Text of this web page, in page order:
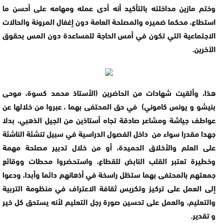
وختم مازين مداخلته بالتأكيد أنه أدى عمله ومهامه على أحسن ما
استطاع، محكما ضميره والمصلحة العامة دون إغفال المرونة والحالات
الاجتماعية التي تكون في أمس الحاجة للمساعدة دون المس بحقوق
الآخرين.
هذا، وألقيت شهادات من الحاضرين (الأستاذ محمد كسوة، موحى
بنيشو و يونس كاموني) في حق المحتفى بهما ، عبروا من خلالها عن
عواطف جياشة ومشاعر صادقة تجاه أستاذين من الجيل الذهبي، بدلا
جهدا مقدرا سواء من داخل الفصول الدراسية في سبيل تنشئة الناشئة
على العلم والأخلاق الحميدة، أو من خلال تدبير مصلحة مهمة
وخطيرة تعتبر القلب النابض للقطاع، واستحضروا محطات ووقائع
جمعتهم بالمحتفى بهما ستظل راسخة في أذهانهم دائما وأبدا، ودعوا
إلى العمل على تركيز وتكريس ثقافة الاعتراف في منظومة التربية
والتعليم، والعمل على تحسين صورة رجل التعليم لأنه يستحق كل خير
و تقدير.